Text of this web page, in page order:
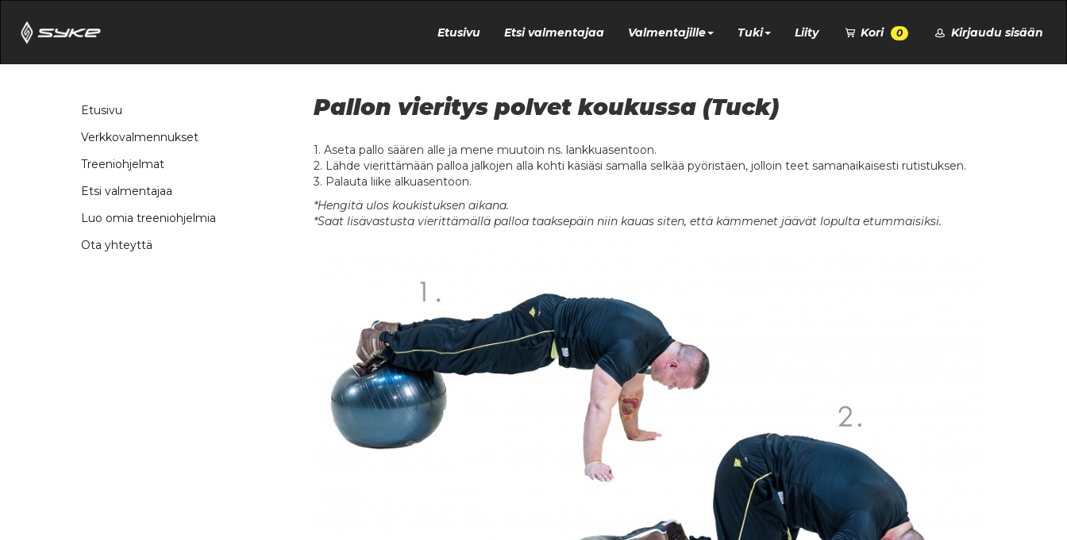
Etusivu Etsi valmentajaa Valmentajille Tuki Liity Kori 0 Kirjaudu sisään
Etusivu
Verkkovalmennukset
Treeniohjelmat
Etsi valmentajaa
Luo omia treeniohjelmia
Ota yhteyttä
Pallon vieritys polvet koukussa (Tuck)
1. Aseta pallo säären alle ja mene muutoin ns. lankkuasentoon.
2. Lähde vierittämään palloa jalkojen alla kohti käsiäsi samalla selkää pyöristäen, jolloin teet samanaikaisesti rutistuksen.
3. Palauta liike alkuasentoon.
*Hengitä ulos koukistuksen aikana.
*Saat lisävastusta vierittämällä palloa taaksepäin niin kauas siten, että kämmenet jäävät lopulta etummaisiksi.